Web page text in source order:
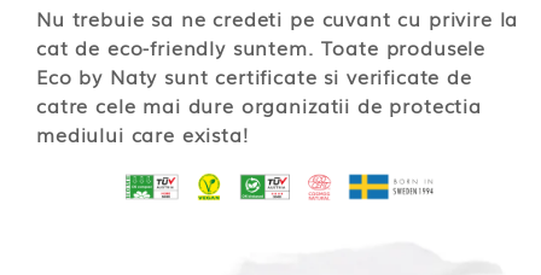
Nu trebuie sa ne credeti pe cuvant cu privire la
cat de eco-friendly suntem. Toate produsele
Eco by Naty sunt certificate si verificate de
catre cele mai dure organizatii de protectia
mediului care exista!